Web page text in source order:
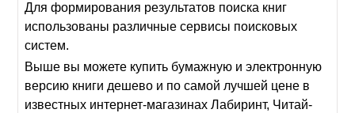
Для формирования результатов поиска книг
использованы различные сервисы поисковых
систем.
Выше вы можете купить бумажную и электронную
версию книги дешево и по самой лучшей цене в
известных интернет-магазинах Лабиринт, Читай-